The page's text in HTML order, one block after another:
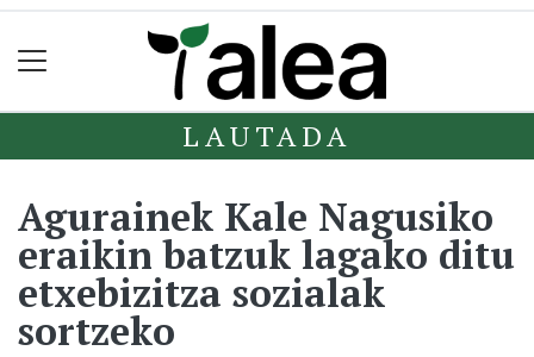
LAUTADA
Agurainek Kale Nagusiko
eraikin batzuk lagako ditu
etxebizitza sozialak
sortzeko